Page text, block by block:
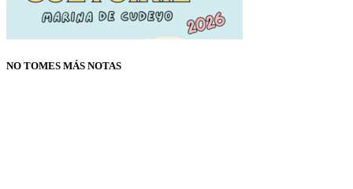
NO TOMES MÁS NOTAS